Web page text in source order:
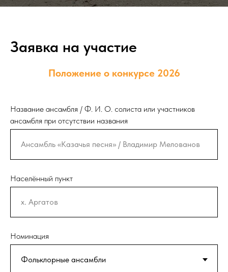
Заявка на участие
Положение о конкурсе 2026
Название ансамбля / Ф. И. О. солиста или участников
ансамбля при отсутствии названия
Населённый пункт
Номинация